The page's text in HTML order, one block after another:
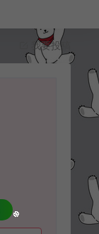
我要投稿